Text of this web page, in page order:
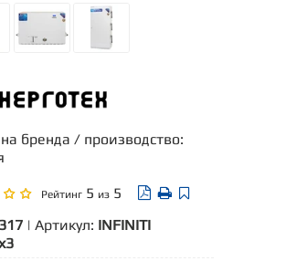
бренда / производство:
Рейтинг 5 из 5
| Артикул: INFINITI